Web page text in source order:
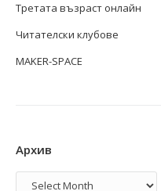
Третата възраст онлайн
Читателски клубове
MAKER-SPACE
Архив
Архив